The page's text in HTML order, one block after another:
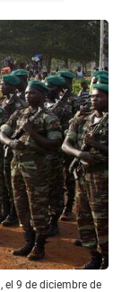
el 9 de diciembre de